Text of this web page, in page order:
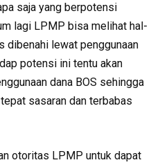
saja yang berpotensi
lagi LPMP bisa melihat hal-
dibenahi lewat penggunaan
potensi ini tentu akan
dana BOS sehingga
sasaran dan terbabas
otoritas LPMP untuk dapat